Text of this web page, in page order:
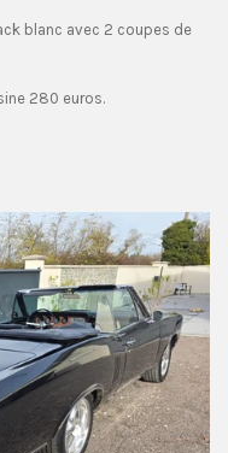
blanc avec 2 coupes de
280 euros.